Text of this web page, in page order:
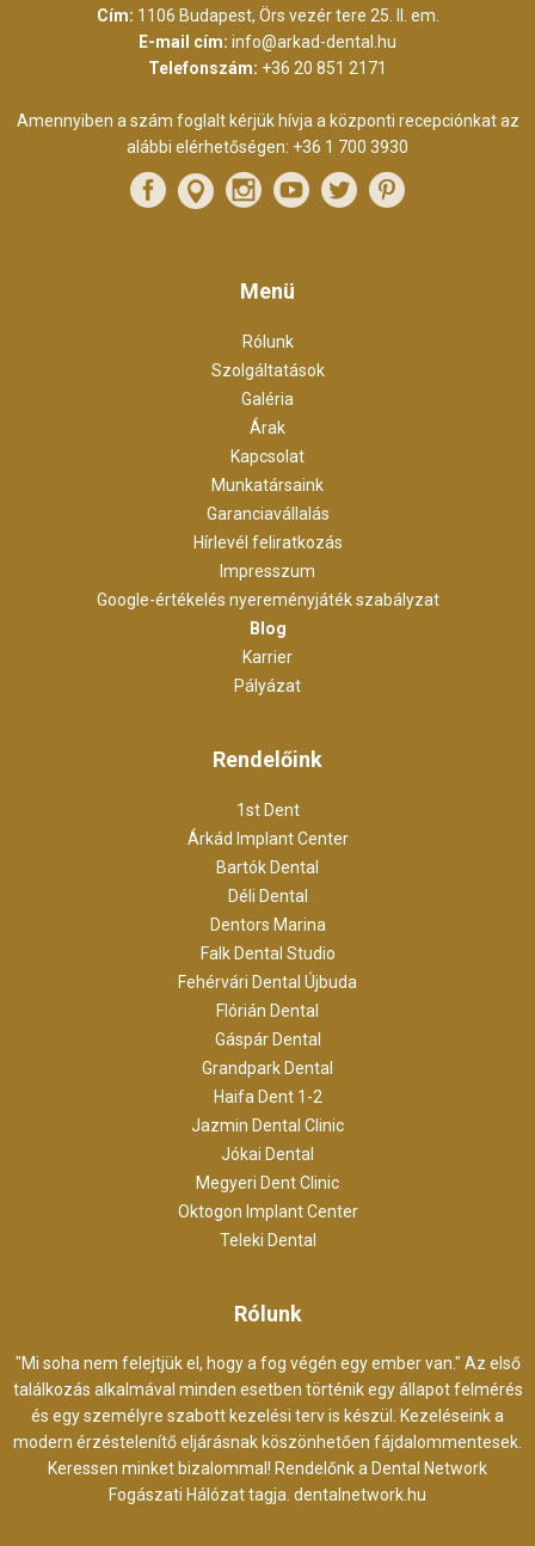
Cím: 1106 Budapest, Örs vezér tere 25. II. em.
E-mail cím: info@arkad-dental.hu
Telefonszám: +36 20 851 2171
Amennyiben a szám foglalt kérjük hívja a központi recepciónkat az
alábbi elérhetőségen: +36 1 700 3930
Menü
Rólunk
Szolgáltatások
Galéria
Árak
Kapcsolat
Munkatársaink
Garanciavállalás
Hírlevél feliratkozás
Impresszum
Google-értékelés nyereményjáték szabályzat
Blog
Karrier
Pályázat
Rendelőink
1st Dent
Árkád Implant Center
Bartók Dental
Déli Dental
Dentors Marina
Falk Dental Studio
Fehérvári Dental Újbuda
Flórián Dental
Gáspár Dental
Grandpark Dental
Haifa Dent 1-2
Jazmin Dental Clinic
Jókai Dental
Megyeri Dent Clinic
Oktogon Implant Center
Teleki Dental
Rólunk
"Mi soha nem felejtjük el, hogy a fog végén egy ember van." Az első
találkozás alkalmával minden esetben történik egy állapot felmérés
és egy személyre szabott kezelési terv is készül. Kezeléseink a
modern érzéstelenítő eljárásnak köszönhetően fájdalommentesek.
Keressen minket bizalommal! Rendelőnk a Dental Network
Fogászati Hálózat tagja. dentalnetwork.hu